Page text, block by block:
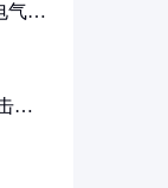
气设
要